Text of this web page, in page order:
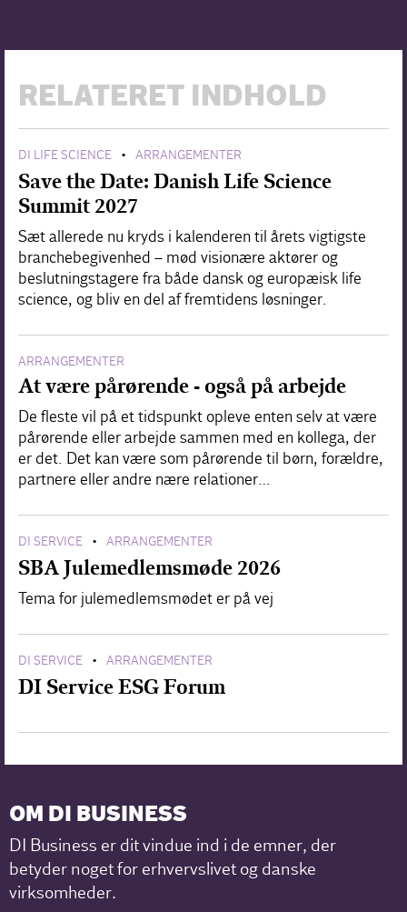
RELATERET INDHOLD
DI LIFE SCIENCE • ARRANGEMENTER
Save the Date: Danish Life Science
Summit 2027
Sæt allerede nu kryds i kalenderen til årets vigtigste
branchebegivenhed – mød visionære aktører og
beslutningstagere fra både dansk og europæisk life
science, og bliv en del af fremtidens løsninger.
ARRANGEMENTER
At være pårørende - også på arbejde
De fleste vil på et tidspunkt opleve enten selv at være
pårørende eller arbejde sammen med en kollega, der
er det. Det kan være som pårørende til børn, forældre,
partnere eller andre nære relationer…
DI SERVICE • ARRANGEMENTER
SBA Julemedlemsmøde 2026
Tema for julemedlemsmødet er på vej
DI SERVICE • ARRANGEMENTER
DI Service ESG Forum
OM DI BUSINESS
DI Business er dit vindue ind i de emner, der
betyder noget for erhvervslivet og danske
virksomheder.